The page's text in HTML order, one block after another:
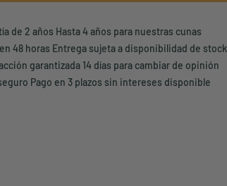
de 2 años Hasta 4 años para nuestras cunas
48 horas Entrega sujeta a disponibilidad de stock
garantizada 14 días para cambiar de opinión
Pago en 3 plazos sin intereses disponible